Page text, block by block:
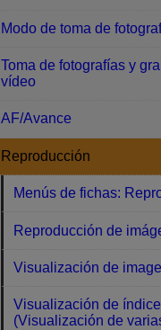
Modo de toma de
Toma de fotografías y
vídeo
AF/Avance
Reproducción
Menús de fichas:
Reproducción de
Visualización de
Visualización de índice
(Visualización de